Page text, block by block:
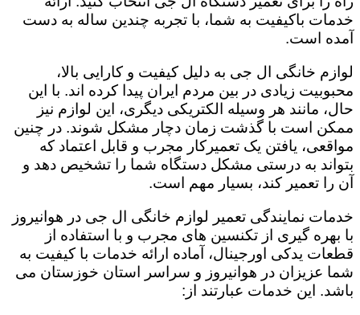
خدمات باکیفیت به شما، با تجربه چندین ساله به دست
آمده است.
لوازم خانگی ال جی به دلیل کیفیت و کارایی بالا،
محبوبیت زیادی در بین مردم ایران پیدا کرده اند. با این
حال، مانند هر وسیله الکتریکی دیگری، این لوازم نیز
ممکن است با گذشت زمان دچار مشکل شوند. در چنین
مواقعی، یافتن یک تعمیرکار مجرب و قابل اعتماد که
بتواند به درستی مشکل دستگاه شما را تشخیص دهد و
آن را تعمیر کند، بسیار مهم است.
خدمات نمایندگی تعمیر لوازم خانگی ال جی در هوانیروز
با بهره گیری از تکنسین های مجرب و با استفاده از
قطعات یدکی اورجینال، آماده ارائه خدمات با کیفیت به
شما عزیزان در هوانیروز و سراسر استان خوزستان می
باشد. این خدمات عبارتند از: